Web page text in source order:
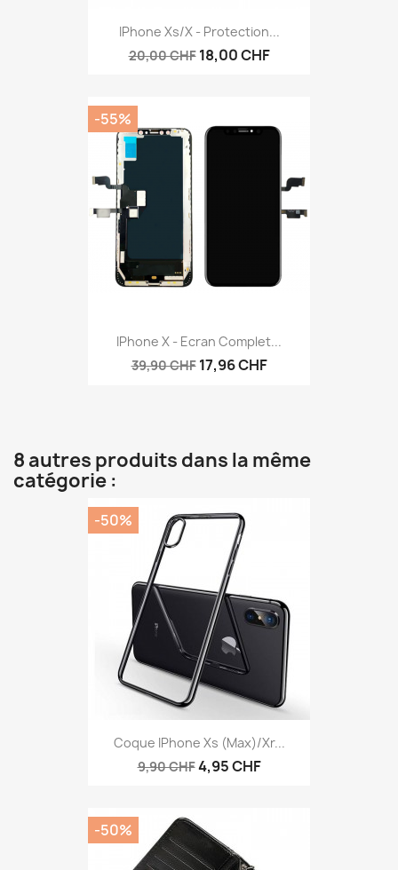
IPhone Xs/X - Protection...
20,00 CHF 18,00 CHF
IPhone X - Ecran Complet...
39,90 CHF 17,96 CHF
-55%
8 autres produits dans la même
catégorie :
Coque IPhone Xs (max)/Xr...
9,90 CHF4,95 CHF
-50%
-50%